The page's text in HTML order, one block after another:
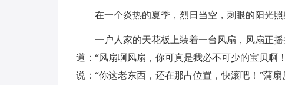
在一个炎热的夏季，烈日当空，刺眼的阳光照
一户人家的天花板上装着一台风扇，风扇正
道：“风扇啊风扇，你可真是我必不可少的宝贝啊
说：“你这老东西，还在那占位置，快滚吧！”蒲